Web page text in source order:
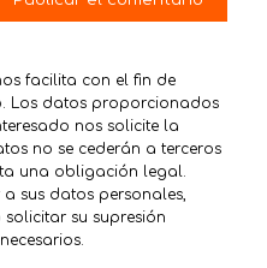
facilita con el fin de
Los datos proporcionados
nos solicite la
no se cederán a terceros
una obligación legal.
sus datos personales,
su supresión